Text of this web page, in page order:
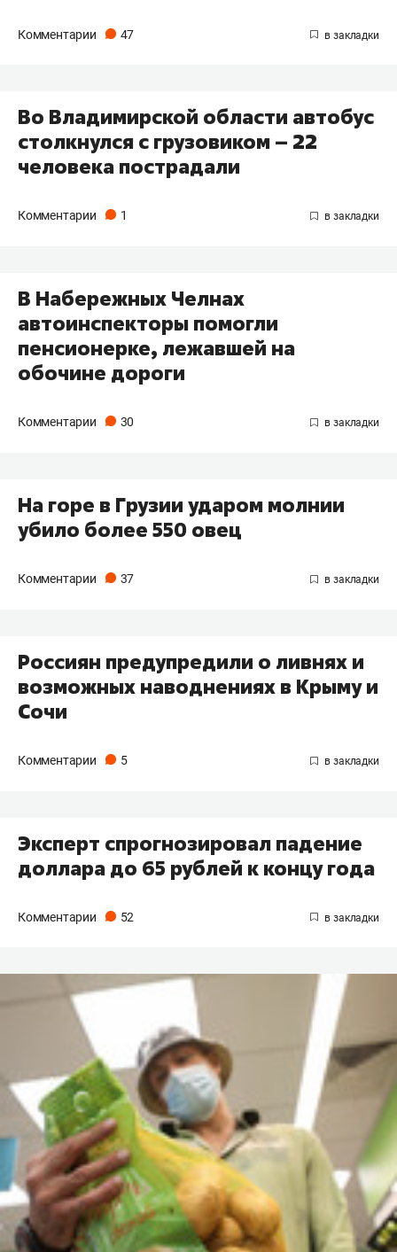
Комментарии 47
Во Владимирской области автобус
столкнулся с грузовиком – 22
человека пострадали
Комментарии 1
В Набережных Челнах
автоинспекторы помогли
пенсионерке, лежавшей на
обочине дороги
Комментарии 30
На горе в Грузии ударом молнии
убило более 550 овец
Комментарии 37
Россиян предупредили о ливнях и
возможных наводнениях в Крыму и
Сочи
Комментарии 5
Эксперт спрогнозировал падение
доллара до 65 рублей к концу года
Комментарии 52